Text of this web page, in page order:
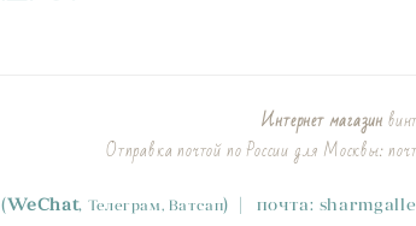
Интернет магазин
Отправка почтой по России для Москвы:
(WeChat, Телеграм, Ватсап) | почта: